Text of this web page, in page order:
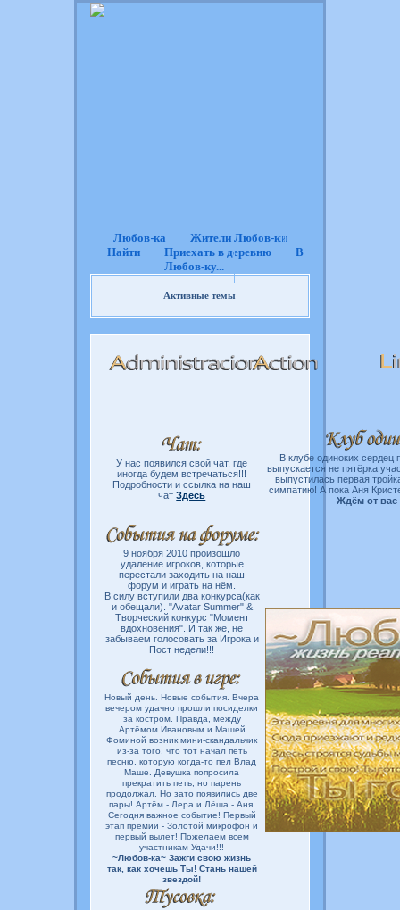
Любов-ка
Жители Любов-ки
Найти
Приехать в деревню
В
Любов-ку...
Активные темы
У нас появился свой чат, где
иногда будем встречаться!!!
Подробности и ссылка на наш
чатЗдесь
В клубе одиноких
выпускается не пятёрка
выпустилась первая
симпатию! А пока Аня
Ждём от
9 ноября 2010 произошло
удаление игроков, которые
перестали заходить на наш
форум и играть на нём.
В силу вступили два конкурса(как
и обещали). "Avatar Summer" &
Творческий конкурс "Момент
вдохновения". И так же, не
забываем голосовать за Игрока и
Пост недели!!!
Новый день. Новые события. Вчера
вечером удачно прошли посиделки
за костром. Правда, между
Артёмом Ивановым и Машей
Фоминой возник мини-скандальчик
из-за того, что тот начал петь
песню, которую когда-то пел Влад
Маше. Девушка попросила
прекратить петь, но парень
продолжал. Но зато появились две
пары! Артём - Лера и Лёша - Аня.
Сегодня важное событие! Первый
этап премии - Золотой микрофон и
первый вылет! Пожелаем всем
участникам Удачи!!!
~Любов-ка~ Зажги свою жизнь
так, как хочешь Ты! Стань нашей
звездой!